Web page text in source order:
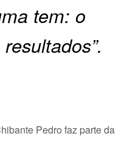
tem: o
Pedro faz parte da